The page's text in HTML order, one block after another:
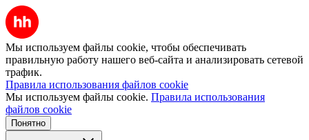
Мы используем файлы cookie, чтобы обеспечивать
правильную работу нашего веб-сайта и анализировать сетевой
трафик.
Правила использования файлов cookie
Мы используем файлы cookie. Правила использования
файлов cookie
Понятно